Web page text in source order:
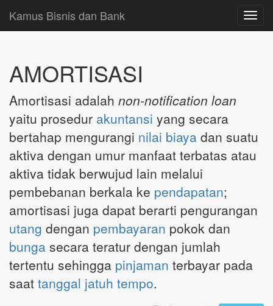
Kamus Bisnis dan Bank
AMORTISASI
Amortisasi adalah non-notification loan
yaitu prosedur akuntansi yang secara
bertahap mengurangi nilai biaya dan suatu
aktiva dengan umur manfaat terbatas atau
aktiva tidak berwujud lain melalui
pembebanan berkala ke pendapatan;
amortisasi juga dapat berarti pengurangan
utang dengan pembayaran pokok dan
bunga secara teratur dengan jumlah
tertentu sehingga pinjaman terbayar pada
saat tanggal jatuh tempo.